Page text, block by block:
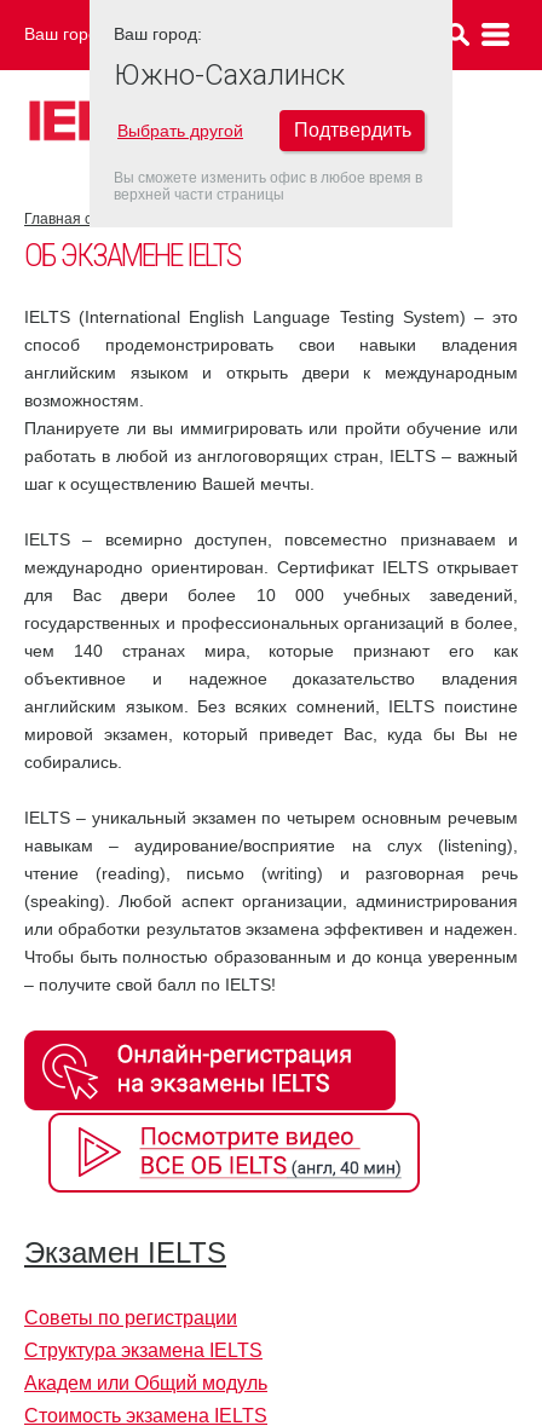
Ваш город: ЮЖНО-САХАЛИНСК
Главная страница
ОБ ЭКЗАМЕНЕ IELTS
IELTS (International English Language Testing System) – это
способ продемонстрировать свои навыки владения
английским языком и открыть двери к международным
возможностям.
Планируете ли вы иммигрировать или пройти обучение или
работать в любой из англоговорящих стран, IELTS – важный
шаг к осуществлению Вашей мечты.
IELTS – всемирно доступен, повсеместно признаваем и
международно ориентирован. Сертификат IELTS открывает
для Вас двери более 10 000 учебных заведений,
государственных и профессиональных организаций в более,
чем 140 странах мира, которые признают его как
объективное и надежное доказательство владения
английским языком. Без всяких сомнений, IELTS поистине
мировой экзамен, который приведет Вас, куда бы Вы не
собирались.
IELTS – уникальный экзамен по четырем основным речевым
навыкам – аудирование/восприятие на слух (listening),
чтение (reading), письмо (writing) и разговорная речь
(speaking). Любой аспект организации, администрирования
или обработки результатов экзамена эффективен и надежен.
Чтобы быть полностью образованным и до конца уверенным
– получите свой балл по IELTS!
Экзамен IELTS
Советы по регистрации
Структура экзамена IELTS
Академ или Общий модуль
Стоимость экзамена IELTS
Ваш город:
Южно-Сахалинск
Выбрать другой Подтвердить
Вы сможете изменить офис в любое время в
верхней части страницы